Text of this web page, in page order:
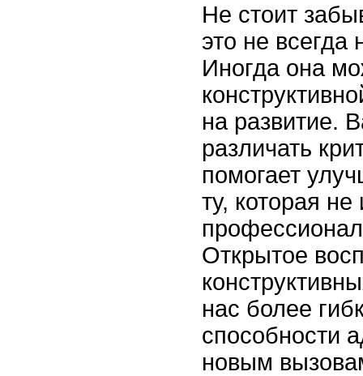
Не стоит
это не всегда
Иногда она
на развитие.
различать
помогает
ту, которая
Открытое
нас более
способности
новым